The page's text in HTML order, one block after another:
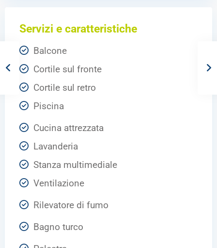
Servizi e caratteristiche
Balcone
Cortile sul fronte
Cortile sul retro
Piscina
Cucina attrezzata
Lavanderia
Stanza multimediale
Ventilazione
Rilevatore di fumo
Bagno turco